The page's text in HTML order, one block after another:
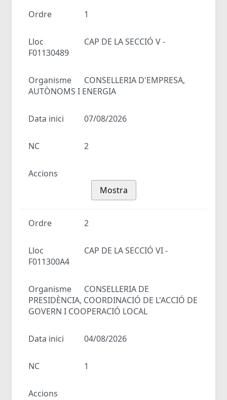
Ordre 1
Lloc
CAP DE LA SECCIÓ V -
F01130489
Organisme
CONSELLERIA D'EMPRESA,
AUTÒNOMS I ENERGIA
Data inici 07/08/2026
NC 2
Accions
Mostra
Ordre 2
Lloc
CAP DE LA SECCIÓ VI -
F011300A4
Organisme
CONSELLERIA DE
PRESIDÈNCIA, COORDINACIÓ DE L'ACCIÓ DE
GOVERN I COOPERACIÓ LOCAL
Data inici 04/08/2026
NC 1
Accions